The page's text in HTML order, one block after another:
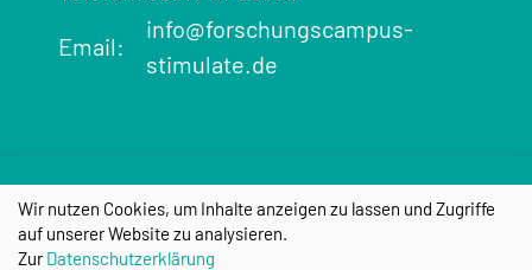
Email:
info@forschungscampus-
stimulate.de
Einstellungen
Wir nutzen Cookies, um Inhalte anzeigen zu lassen und Zugriffe
auf unserer Website zu analysieren.
ZurDatenschutzerklärung